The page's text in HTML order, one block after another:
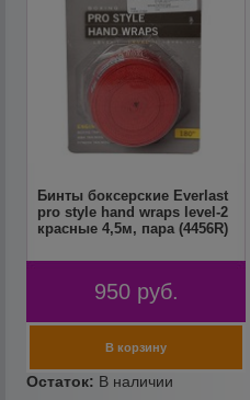
Бинты боксерские Everlast
pro style hand wraps level-2
красные 4,5м, пара (4456R)
950 руб.